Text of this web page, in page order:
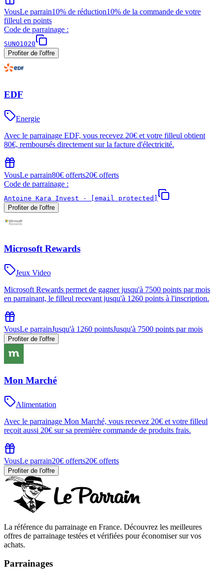
VousLe parrain10% de réduction10% de la commande de votre
filleul en points
Code de parrainage :
SUNO1020
Profiter de l'offre
EDF
Energie
Avec le parrainage EDF, vous recevez 20€ et votre filleul obtient
80€, remboursés directement sur la facture d'électricité.
VousLe parrain80€ offerts20€ offerts
Code de parrainage :
Antoine Kara Invest -
[email protected]
Profiter de l'offre
Microsoft Rewards
Jeux Video
Microsoft Rewards permet de gagner jusqu'à 7500 points par mois
en parrainant, le filleul recevant jusqu'à 1260 points à l'inscription.
VousLe parrainJusqu'à 1260 pointsJusqu'à 7500 points par mois
Profiter de l'offre
Mon Marché
Alimentation
Avec le parrainage Mon Marché, vous recevez 20€ et votre filleul
reçoit aussi 20€ sur sa première commande de produits frais.
VousLe parrain20€ offerts20€ offerts
Profiter de l'offre
La référence du parrainage en France. Découvrez les meilleures
offres de parrainage testées et vérifiées pour économiser sur vos
achats.
Parrainages